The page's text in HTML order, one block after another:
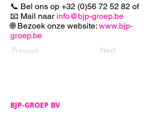
📞 Bel ons op +32 (0)56 72 52 82 of
📧 Mail naar info@bjp-groep.be
🌐 Bezoek onze website: www.bjp-
groep.be
Previous Next
BJP-GROEP BV